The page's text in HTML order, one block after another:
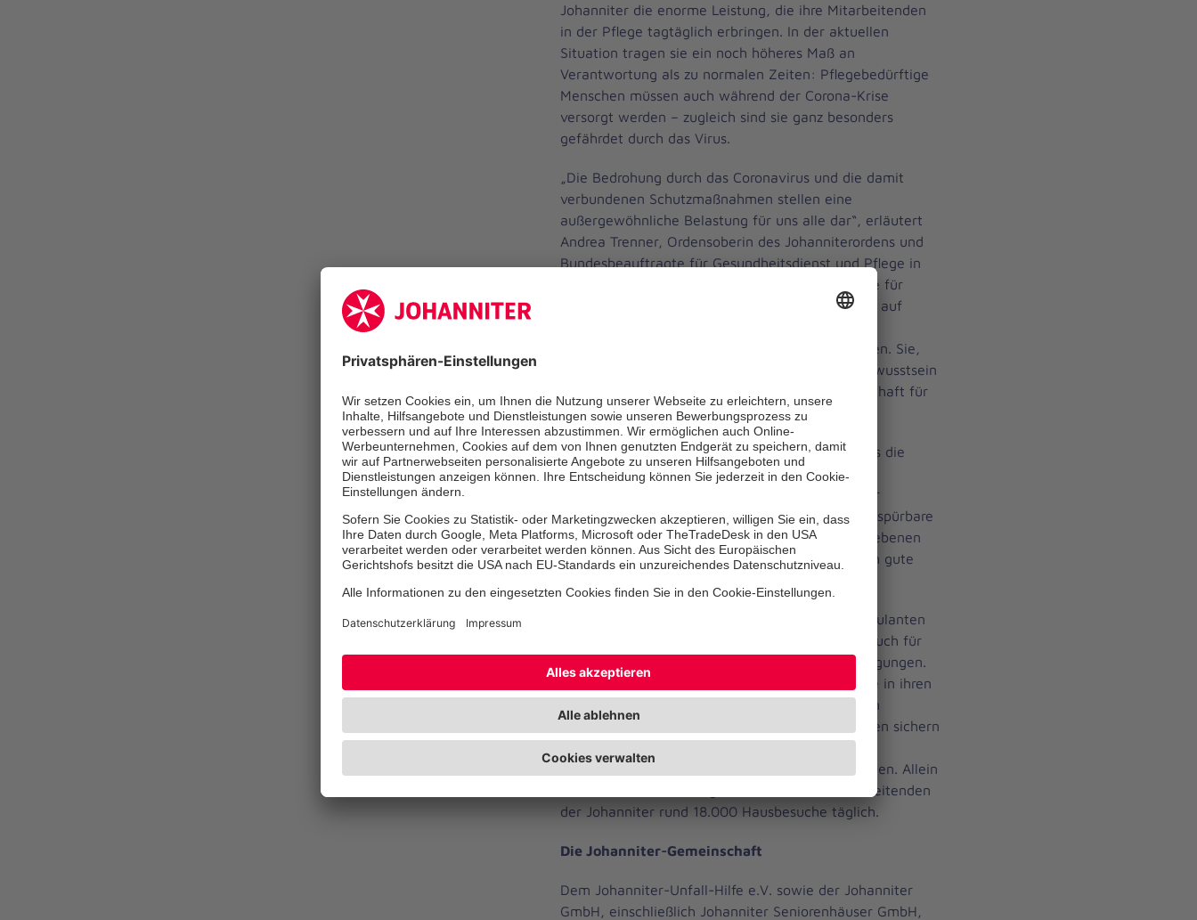
Johanniter die enorme Leistung, die ihre Mitarbeitenden
in der Pflege tagtäglich erbringen. In der aktuellen
Situation tragen sie ein noch höheres Maß an
Verantwortung als zu normalen Zeiten: Pflegebedürftige
Menschen müssen auch während der Corona-Krise
versorgt werden – zugleich sind sie ganz besonders
gefährdet durch das Virus.
„Die Bedrohung durch das Coronavirus und die damit
verbundenen Schutzmaßnahmen stellen eine
außergewöhnliche Belastung für uns alle dar“, erläutert
Andrea Trenner, Ordensoberin des Johanniterordens und
Bundesbeauftragte für Gesundheitsdienst und Pflege in
der Johanniter-Unfall-Hilfe. „Professionelle Sorge für
Menschen bedeutet in dieser Ausnahmesituation auf
Begleitung besonders alter Menschen zu reagieren. Sie,
liebe Pflegenden, können mit Stolz und Selbstbewusstsein
auf Ihre Leistung blicken. Danke für Ihre Leidenschaft für
das Mögliche!“
Es sei begrüßenswert, so die Ordensoberin, „dass die
immense Bedeutung der Pflegeberufe für das
Gesundheitswesen ein hohes Maß an öffentlicher
Aufmerksamkeit erfährt. Unser Wunsch ist, dass spürbare
Investitionen in Ausbildung auf allen Kompetenzebenen
sowie die Bindung von Pflegefachpersonen durch gute
Die Johanniter sind ein starker Verbund von ambulanten
und stationären Dienstleistungen insbesondere auch für
ältere Menschen und Menschen mit Beeinträchtigungen.
Mit mehr als 11.000 Mitarbeitenden in der Pflege in ihren
17 Kliniken, 95 Seniorenhäusern, 144 Ambulanten
Pflegediensten sowie 39 Tagespflegeeinrichtungen sichern
pflegerische Betreuung für viele tausend Menschen. Allein
in der ambulanten Pflege absolvieren die Mitarbeitenden
der Johanniter rund 18.000 Hausbesuche täglich.
Die Johanniter-Gemeinschaft
Dem Johanniter-Unfall-Hilfe e.V. sowie der Johanniter
GmbH, einschließlich Johanniter Seniorenhäuser GmbH,